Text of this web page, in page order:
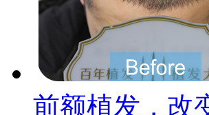
前额植发，改